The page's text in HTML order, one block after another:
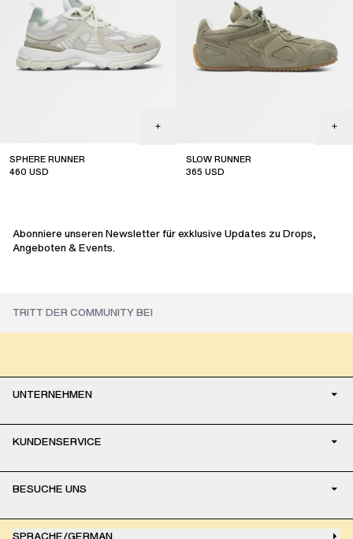
SPHERE RUNNER
460 USD
SLOW RUNNER
365 USD
Abonniere unseren Newsletter für exklusive Updates zu Drops,
Angeboten & Events.
UNTERNEHMEN
KUNDENSERVICE
BESUCHE UNS
SPRACHE/GERMAN